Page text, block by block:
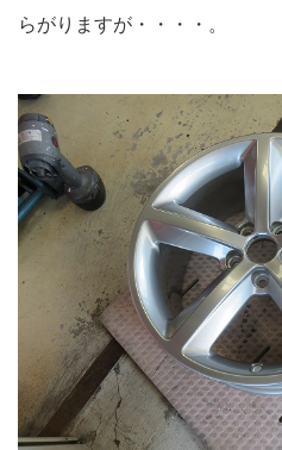
らがりますが・・・・。